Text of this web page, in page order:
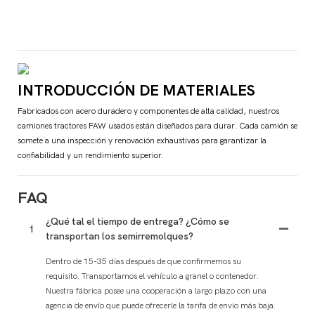
INTRODUCCIÓN DE MATERIALES
Fabricados con acero duradero y componentes de alta calidad, nuestros
camiones tractores FAW usados ​​están diseñados para durar. Cada camión se
somete a una inspección y renovación exhaustivas para garantizar la
confiabilidad y un rendimiento superior.
FAQ
1
¿Qué tal el tiempo de entrega? ¿Cómo se
transportan los semirremolques?
Dentro de 15-35 días después de que confirmemos su
requisito. Transportamos el vehículo a granel o contenedor.
Nuestra fábrica posee una cooperación a largo plazo con una
agencia de envío que puede ofrecerle la tarifa de envío más baja.